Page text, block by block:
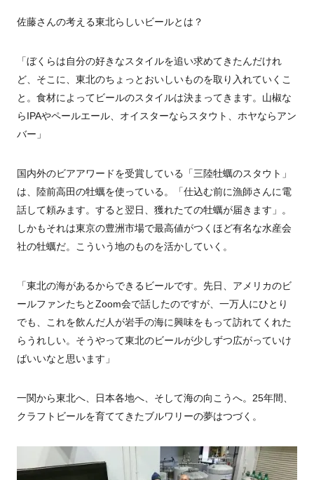
佐藤さんの考える東北らしいビールとは？
「ぼくらは自分の好きなスタイルを追い求めてきたんだけれ
ど、そこに、東北のちょっとおいしいものを取り入れていくこ
と。食材によってビールのスタイルは決まってきます。山椒な
らIPAやペールエール、オイスターならスタウト、ホヤならアン
バー」
国内外のビアアワードを受賞している「三陸牡蠣のスタウト」
は、陸前高田の牡蠣を使っている。「仕込む前に漁師さんに電
話して頼みます。すると翌日、獲れたての牡蠣が届きます」。
しかもそれは東京の豊洲市場で最高値がつくほど有名な水産会
社の牡蠣だ。こういう地のものを活かしていく。
「東北の海があるからできるビールです。先日、アメリカのビ
ールファンたちとZoom会で話したのですが、一万人にひとり
でも、これを飲んだ人が岩手の海に興味をもって訪れてくれた
らうれしい。そうやって東北のビールが少しずつ広がっていけ
ばいいなと思います」
一関から東北へ、日本各地へ、そして海の向こうへ。 25年間、
クラフトビールを育ててきたブルワリーの夢はつづく。